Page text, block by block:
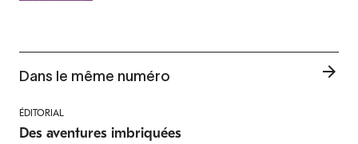
Dans le même numéro
ÉDITORIAL
Des aventures imbriquées